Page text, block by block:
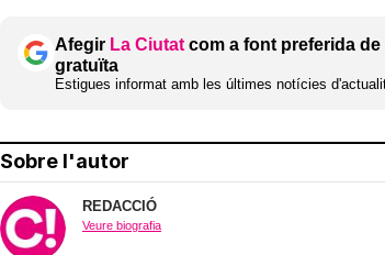
Afegir La Ciutat com a font preferida
gratuïta
Estigues informat amb les últimes notícies
Sobre l'autor
REDACCIÓ
Veure biografia